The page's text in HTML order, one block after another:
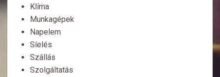
Klíma
Munkagépek
Napelem
Síelés
Szállás
Szolgáltatás